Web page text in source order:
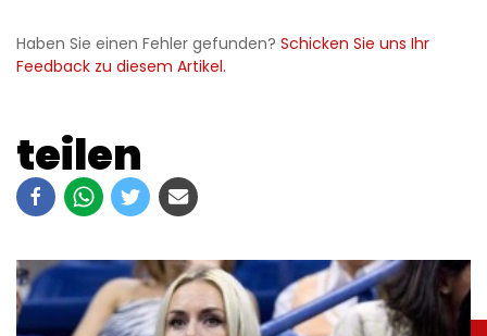
Haben Sie einen Fehler gefunden? Schicken Sie uns Ihr
Feedback zu diesem Artikel.
teilen